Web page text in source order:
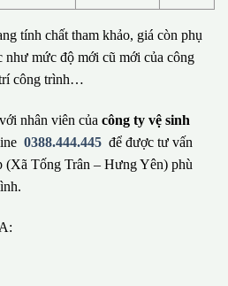
tính chất tham khảo, giá còn phụ
như mức độ mới cũ mới của công
công trình…
nhân viên của công ty vệ sinh
0388.444.445 để được tư vấn
(Xã Tống Trân – Hưng Yên) phù